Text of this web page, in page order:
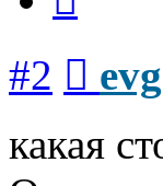
#2
какая